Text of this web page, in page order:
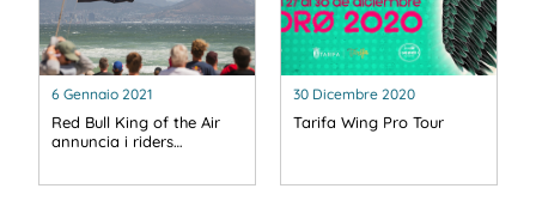
6 Gennaio 2021
Red Bull King of the Air
annuncia i riders…
30 Dicembre 2020
Tarifa Wing Pro Tour